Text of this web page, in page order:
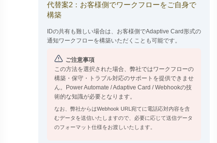
代替案2：お客様側でワークフローをご自身で
構築
IDの共有も難しい場合は、お客様側でAdaptive Card形式の
通知ワークフローを構築いただくことも可能です。
ご注意事項
この方法を選択された場合、弊社ではワークフローの
構築・保守・トラブル対応のサポートを提供できませ
ん。Power Automate / Adaptive Card / Webhookの技
術的な知識が必要となります。
なお、弊社からはWebhook URL宛てに電話応対内容を含
むデータを送信いたしますので、必要に応じて送信データ
のフォーマット仕様をお渡しいたします。